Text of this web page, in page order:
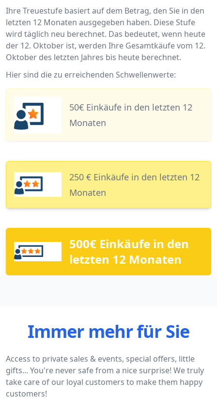
Ihre Treuestufe basiert auf dem Betrag, den Sie in den
letzten 12 Monaten ausgegeben haben. Diese Stufe
wird täglich neu berechnet. Das bedeutet, wenn heute
der 12. Oktober ist, werden Ihre Gesamtkäufe vom 12.
Oktober des letzten Jahres bis heute berechnet.
Hier sind die zu erreichenden Schwellenwerte:
50€ Einkäufe in den letzten 12
Monaten
250 € Einkäufe in den letzten 12
Monaten
500€ Einkäufe in den
letzten 12 Monaten
Immer mehr für Sie
Access to private sales & events, special offers, little
gifts... You're never safe from a nice surprise! We truly
take care of our loyal customers to make them happy
customers!